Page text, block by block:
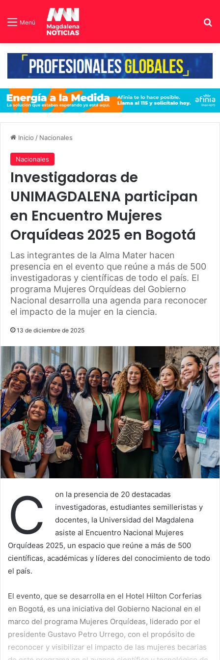
Menú
Inicio / Nacionales
Nacionales
Investigadoras de
UNIMAGDALENA participan
en Encuentro Mujeres
Orquídeas 2025 en Bogotá
Las integrantes de la Alma Mater hacen
presencia en el evento que reúne a más de 500
investigadoras y científicas de todo el país. El
programa Mujeres Orquídeas del Gobierno
Nacional desarrolla una agenda para reconocer
el impacto de la mujer en la ciencia.
13 de diciembre de 2025
C
on la presencia de 20 destacadas
investigadoras, estudiantes semilleristas y
docentes, la Universidad del Magdalena
asiste al Encuentro Nacional Mujeres
Orquídeas 2025, un espacio que reúne a más de 500
científicas, académicas y líderes del conocimiento de todo
el país.
El evento, que se desarrolla en el Hotel Hilton Corferias
en Bogotá, es una iniciativa del Gobierno Nacional en el
marco del programa Mujeres Orquídeas, liderado por el
presidente Gustavo Petro Urrego, con el propósito de
reconocer y visibilizar el impacto de las mujeres becarias